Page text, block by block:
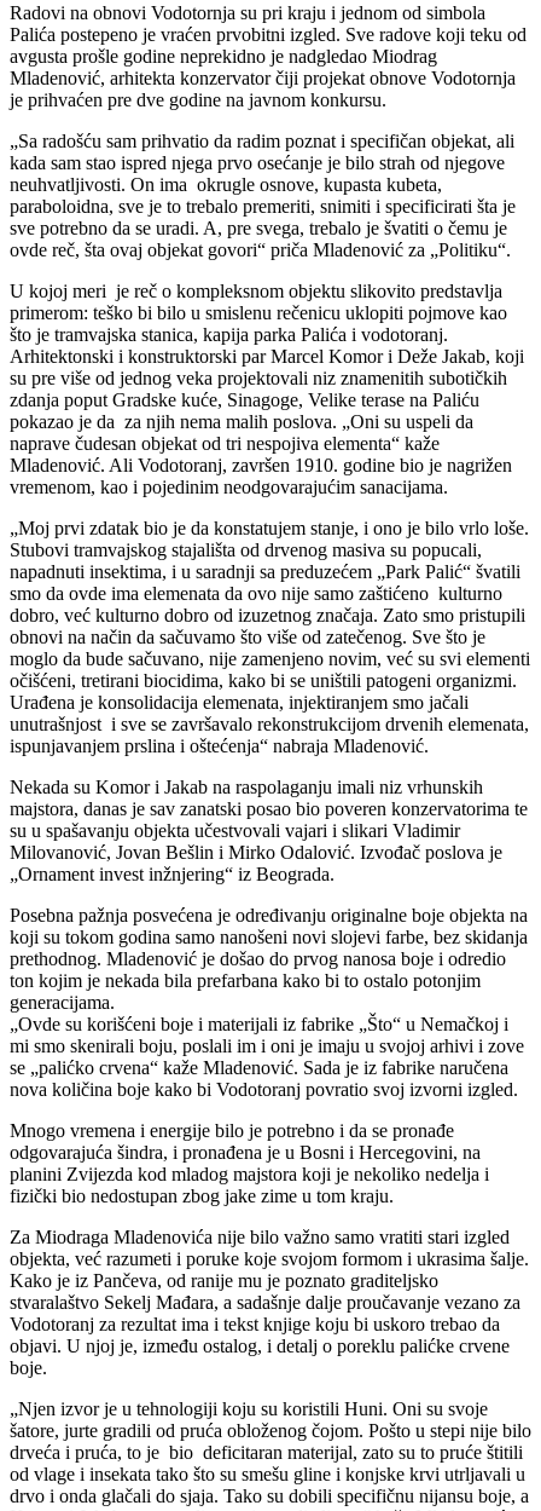
Radovi na obnovi Vodotornja su pri kraju i jednom od simbola
Palića postepeno je vraćen prvobitni izgled. Sve radove koji teku od
avgusta prošle godine neprekidno je nadgledao Miodrag
Mladenović, arhitekta konzervator čiji projekat obnove Vodotornja
je prihvaćen pre dve godine na javnom konkursu.
„Sa radošću sam prihvatio da radim poznat i specifičan objekat, ali
kada sam stao ispred njega prvo osećanje je bilo strah od njegove
neuhvatljivosti. On ima okrugle osnove, kupasta kubeta,
paraboloidna, sve je to trebalo premeriti, snimiti i specificirati šta je
sve potrebno da se uradi. A, pre svega, trebalo je švatiti o čemu je
ovde reč, šta ovaj objekat govori“ priča Mladenović za „Politiku“.
U kojoj meri je reč o kompleksnom objektu slikovito predstavlja
primerom: teško bi bilo u smislenu rečenicu uklopiti pojmove kao
što je tramvajska stanica, kapija parka Palića i vodotoranj.
Arhitektonski i konstruktorski par Marcel Komor i Deže Jakab, koji
su pre više od jednog veka projektovali niz znamenitih subotičkih
zdanja poput Gradske kuće, Sinagoge, Velike terase na Paliću
pokazao je da za njih nema malih poslova. „Oni su uspeli da
naprave čudesan objekat od tri nespojiva elementa“ kaže
Mladenović. Ali Vodotoranj, završen 1910. godine bio je nagrižen
vremenom, kao i pojedinim neodgovarajućim sanacijama.
„Moj prvi zdatak bio je da konstatujem stanje, i ono je bilo vrlo loše.
Stubovi tramvajskog stajališta od drvenog masiva su popucali,
napadnuti insektima, i u saradnji sa preduzećem „Park Palić“ švatili
smo da ovde ima elemenata da ovo nije samo zaštićeno kulturno
dobro, već kulturno dobro od izuzetnog značaja. Zato smo pristupili
obnovi na način da sačuvamo što više od zatečenog. Sve što je
moglo da bude sačuvano, nije zamenjeno novim, već su svi elementi
očišćeni, tretirani biocidima, kako bi se uništili patogeni organizmi.
Urađena je konsolidacija elemenata, injektiranjem smo jačali
unutrašnjost i sve se završavalo rekonstrukcijom drvenih elemenata,
ispunjavanjem prslina i oštećenja“ nabraja Mladenović.
Nekada su Komor i Jakab na raspolaganju imali niz vrhunskih
majstora, danas je sav zanatski posao bio poveren konzervatorima te
su u spašavanju objekta učestvovali vajari i slikari Vladimir
Milovanović, Jovan Bešlin i Mirko Odalović. Izvođač poslova je
„Ornament invest inžnjering“ iz Beograda.
Posebna pažnja posvećena je određivanju originalne boje objekta na
koji su tokom godina samo nanošeni novi slojevi farbe, bez skidanja
prethodnog. Mladenović je došao do prvog nanosa boje i odredio
ton kojim je nekada bila prefarbana kako bi to ostalo potonjim
generacijama.
„Ovde su korišćeni boje i materijali iz fabrike „Što“ u Nemačkoj i
mi smo skenirali boju, poslali im i oni je imaju u svojoj arhivi i zove
se „palićko crvena“ kaže Mladenović. Sada je iz fabrike naručena
nova količina boje kako bi Vodotoranj povratio svoj izvorni izgled.
Mnogo vremena i energije bilo je potrebno i da se pronađe
odgovarajuća šindra, i pronađena je u Bosni i Hercegovini, na
planini Zvijezda kod mladog majstora koji je nekoliko nedelja i
fizički bio nedostupan zbog jake zime u tom kraju.
Za Miodraga Mladenovića nije bilo važno samo vratiti stari izgled
objekta, već razumeti i poruke koje svojom formom i ukrasima šalje.
Kako je iz Pančeva, od ranije mu je poznato graditeljsko
stvaralaštvo Sekelj Mađara, a sadašnje dalje proučavanje vezano za
Vodotoranj za rezultat ima i tekst knjige koju bi uskoro trebao da
objavi. U njoj je, između ostalog, i detalj o poreklu palićke crvene
boje.
„Njen izvor je u tehnologiji koju su koristili Huni. Oni su svoje
šatore, jurte gradili od pruća obloženog čojom. Pošto u stepi nije bilo
drveća i pruća, to je bio deficitaran materijal, zato su to pruće štitili
od vlage i insekata tako što su smešu gline i konjske krvi utrljavali u
drvo i onda glačali do sjaja. Tako su dobili specifičnu nijansu boje, a